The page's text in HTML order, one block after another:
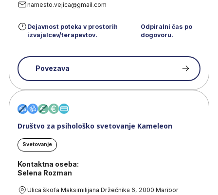
namesto.vejica@gmail.com
Dejavnost poteka v prostorih
izvajalcev/terapevtov.
Odpiralni čas po
dogovoru.
Povezava
Društvo za psihološko svetovanje Kameleon
Svetovanje
Kontaktna oseba:
Selena Rozman
Ulica škofa Maksimilijana Držečnika 6, 2000 Maribor